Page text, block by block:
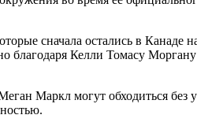
сначала остались в Канаде
благодаря Келли Томасу
Маркл могут обходиться без